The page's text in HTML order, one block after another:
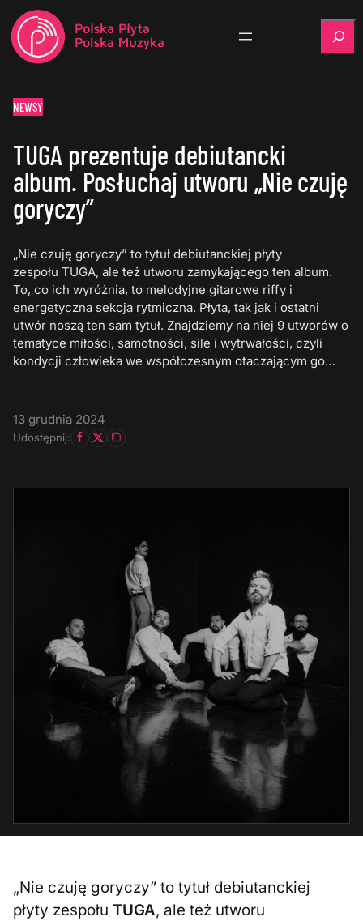
NEWSY
TUGA prezentuje debiutancki
album. Posłuchaj utworu „Nie czuję
goryczy”
„Nie czuję goryczy” to tytuł debiutanckiej płyty
zespołu TUGA, ale też utworu zamykającego ten album.
To, co ich wyróżnia, to melodyjne gitarowe riffy i
energetyczna sekcja rytmiczna. Płyta, tak jak i ostatni
utwór noszą ten sam tytuł. Znajdziemy na niej 9 utworów o
tematyce miłości, samotności, sile i wytrwałości, czyli
kondycji człowieka we współczesnym otaczającym go…
13 grudnia 2024
Udostępnij:
„Nie czuję goryczy” to tytuł debiutanckiej
płyty zespołu TUGA, ale też utworu